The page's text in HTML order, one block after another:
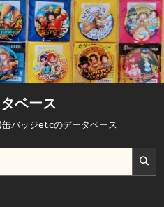
ベース
バッジetcのデータベース